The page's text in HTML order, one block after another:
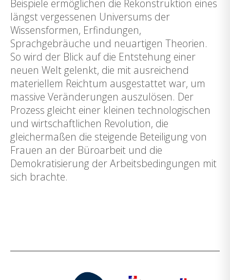
Beispiele ermöglichen die Rekonstruktion eines
längst vergessenen Universums der
Wissensformen, Erfindungen,
Sprachgebräuche und neuartigen Theorien.
So wird der Blick auf die Entstehung einer
neuen Welt gelenkt, die mit ausreichend
materiellem Reichtum ausgestattet war, um
massive Veränderungen auszulösen. Der
Prozess gleicht einer kleinen technologischen
und wirtschaftlichen Revolution, die
gleichermaßen die steigende Beteiligung von
Frauen an der Büroarbeit und die
Demokratisierung der Arbeitsbedingungen mit
sich brachte.